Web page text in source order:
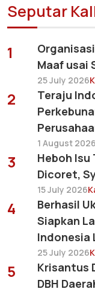
Seputar
1
Maaf usai
25 July 2026
2
Teraju
1 August 2026
3
Heboh Isu
Dicoret,
15 July 2026
4
Berhasil
Siapkan
Indonesia
25 July 2026
5
Krisantus
DBH